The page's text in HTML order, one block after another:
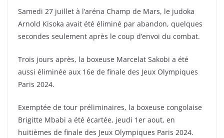
Samedi 27 juillet à l’aréna Champ de Mars, le judoka
Arnold Kisoka avait été éliminé par abandon, quelques
secondes seulement après le coup d’envoi du combat.
Trois jours après, la boxeuse Marcelat Sakobi a été
aussi éliminée aux 16e de finale des Jeux Olympiques
Paris 2024.
Exemptée de tour préliminaires, la boxeuse congolaise
Brigitte Mbabi a été écartée, jeudi 1er aout, en
huitièmes de finale des Jeux Olympiques Paris 2024.